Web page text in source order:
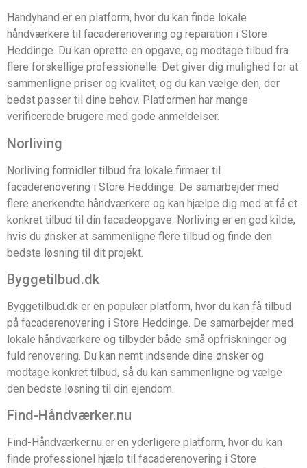
Handyhand er en platform, hvor du kan finde lokale
håndværkere til facaderenovering og reparation i Store
Heddinge. Du kan oprette en opgave, og modtage tilbud fra
flere forskellige professionelle. Det giver dig mulighed for at
sammenligne priser og kvalitet, og du kan vælge den, der
bedst passer til dine behov. Platformen har mange
verificerede brugere med gode anmeldelser.
Norliving
Norliving formidler tilbud fra lokale firmaer til
facaderenovering i Store Heddinge. De samarbejder med
flere anerkendte håndværkere og kan hjælpe dig med at få et
konkret tilbud til din facadeopgave. Norliving er en god kilde,
hvis du ønsker at sammenligne flere tilbud og finde den
bedste løsning til dit projekt.
Byggetilbud.dk
Byggetilbud.dk er en populær platform, hvor du kan få tilbud
på facaderenovering i Store Heddinge. De samarbejder med
lokale håndværkere og tilbyder både små opfriskninger og
fuld renovering. Du kan nemt indsende dine ønsker og
modtage konkret tilbud, så du kan sammenligne og vælge
den bedste løsning til din ejendom.
Find-Håndværker.nu
Find-Håndværker.nu er en yderligere platform, hvor du kan
finde professionel hjælp til facaderenovering i Store